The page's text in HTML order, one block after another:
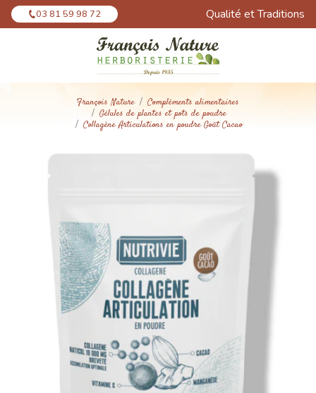
03 81 59 98 72 Qualité et Traditions
François Nature
Compléments alimentaires
Gélules de plantes et pots de poudre
Collagène Articulations en poudre Goût Cacao
Panneau de gestion des cookies